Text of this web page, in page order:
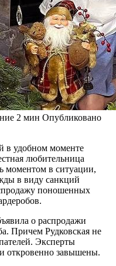
2 мин Опубликовано
в удобном моменте
любительница
моментом в ситуации,
в виду санкций
поношенных
о распродажи
Причем Рудковская не
Эксперты
откровенно завышены.